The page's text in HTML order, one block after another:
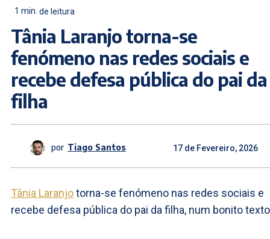
1 min. de leitura
Tânia Laranjo torna-se
fenómeno nas redes sociais e
recebe defesa pública do pai da
filha
por Tiago Santos 17 de Fevereiro, 2026
Tânia Laranjotorna-se fenómeno nas redes sociais e
recebe defesa pública do pai da filha, num bonito